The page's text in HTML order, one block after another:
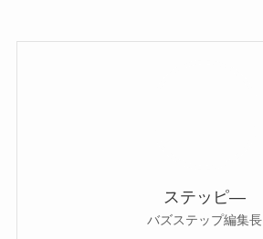
ステッピ―
バズステップ編集長